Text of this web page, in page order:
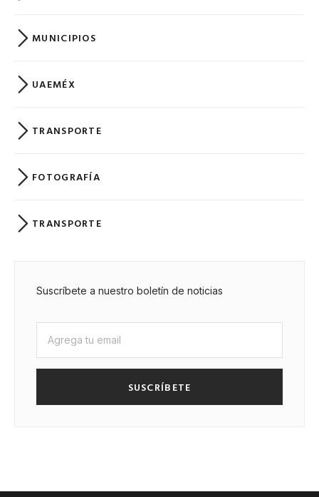
MUNICIPIOS
UAEMÉX
TRANSPORTE
FOTOGRAFÍA
TRANSPORTE
Suscríbete a nuestro boletín de noticias
SUSCRÍBETE